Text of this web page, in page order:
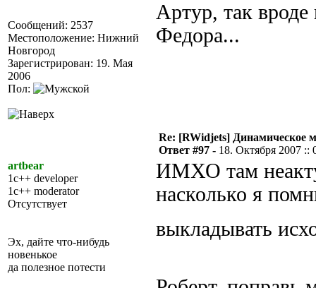
Сообщений: 2537
Местоположение: Нижний
Новгород
Зарегистрирован: 19. Мая
2006
Пол:
Артур, так
Федора...
artbear
1c++ developer
1c++ moderator
Отсутствует
Эх, дайте что-нибудь
новенькое
да полезное потести
Re: [RWidjets] Динамическое
Ответ #97 - 18. Октября 2007 ::
ИМХО там
насколько я
выкладывать